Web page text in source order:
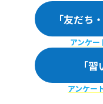
「友だち
アンケ
「
アンケー